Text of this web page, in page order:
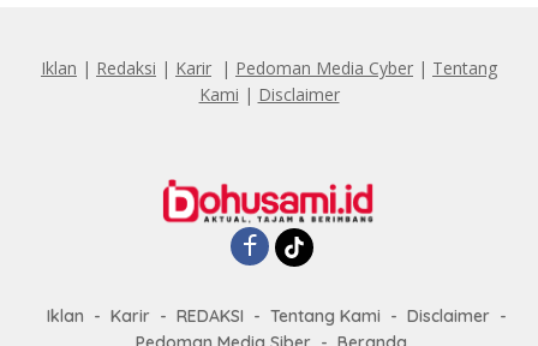
Iklan | Redaksi | Karir | Pedoman Media Cyber | Tentang
Kami | Disclaimer
Iklan Karir REDAKSI Tentang Kami
Disclaimer